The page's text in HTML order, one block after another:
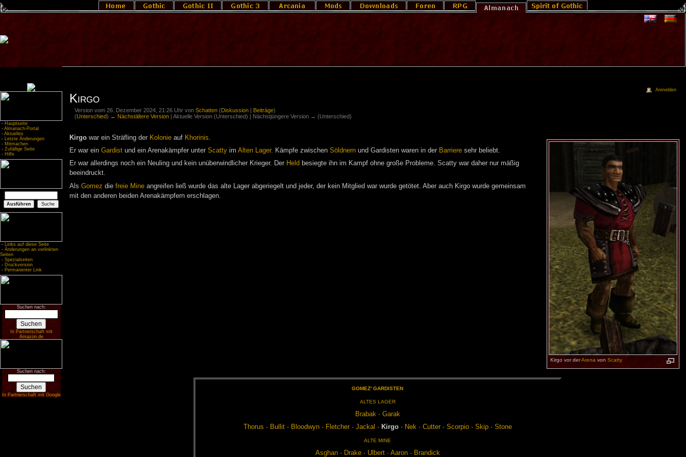
- Hauptseite
- Almanach-Portal
- Aktuelles
- Letzte Änderungen
- Mitmachen
- Zufällige Seite
- Hilfe
- Links auf diese Seite
- Änderungen an verlinkten
Seiten
- Spezialseiten
- Druckversion
- Permanenter Link
Suchen nach:
In Partnerschaft mit
Amazon.de
Suchen nach:
In Partnerschaft mit Google
Kirgo
Version vom 26. Dezember 2024, 21:26 Uhr vonSchatten (Diskussion | Beiträge)
(Unterschied) ← Nächstältere Version | Aktuelle Version (Unterschied) | Nächstjüngere Version → (Unterschied)
Kirgo vor derArena vonScatty
Kirgowar ein Sträfling der Kolonieauf Khorinis
Er war ein Gardistund ein Arenakämpfer unter Scattyim Alten Lager. Kämpfe zwischen Söldnernund Gardisten waren in der Barrieresehr beliebt.
Er war allerdings noch ein Neuling und kein unüberwindlicher Krieger. Der Held besiegte ihn im Kampf ohne große Probleme. Scatty war daher nur mäßig
beeindruckt.
Als Gomez die freie Mineangreifen ließ wurde das alte Lager abgeriegelt und jeder, der kein Mitglied war wurde getötet. Aber auch Kirgo wurde gemeinsam
mit den anderen beiden Arenakämpfern erschlagen.
GO­MEZ' GAR­DIS­TEN
AL­TES LA­GER
Bra­bak· Ga­rak
Tho­rus · Bul­lit· Blood­wyn· Flet­cher· Jack­al · Kir­go· Nek· Cut­ter· Scor­pio· Skip· Sto­ne
ALTE MINE
As­ghan· Dra­ke· Ul­bert· Aa­ron· Bran­dick
Anmelden